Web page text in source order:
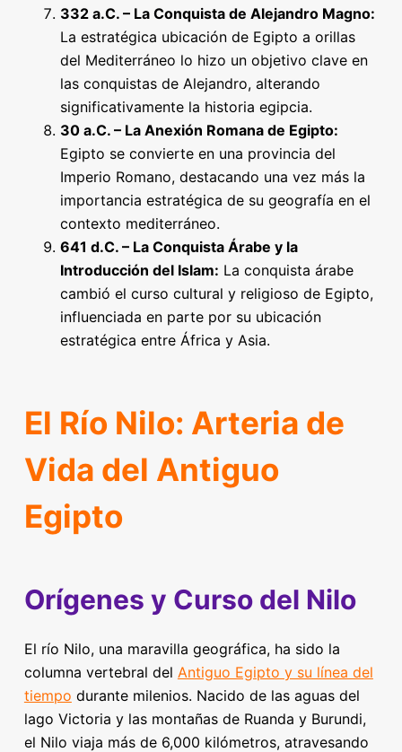
332 a.C. – La Conquista de Alejandro Magno:
La estratégica ubicación de Egipto a orillas
del Mediterráneo lo hizo un objetivo clave en
las conquistas de Alejandro, alterando
significativamente la historia egipcia.
30 a.C. – La Anexión Romana de Egipto:
Egipto se convierte en una provincia del
Imperio Romano, destacando una vez más la
importancia estratégica de su geografía en el
contexto mediterráneo.
641 d.C. – La Conquista Árabe y la
Introducción del Islam: La conquista árabe
cambió el curso cultural y religioso de Egipto,
influenciada en parte por su ubicación
estratégica entre África y Asia.
El Río Nilo: Arteria de
Vida del Antiguo
Egipto
Orígenes y Curso del Nilo
El río Nilo, una maravilla geográfica, ha sido la
columna vertebral del Antiguo Egipto y su línea del
tiempo durante milenios. Nacido de las aguas del
lago Victoria y las montañas de Ruanda y Burundi,
el Nilo viaja más de 6,000 kilómetros, atravesando